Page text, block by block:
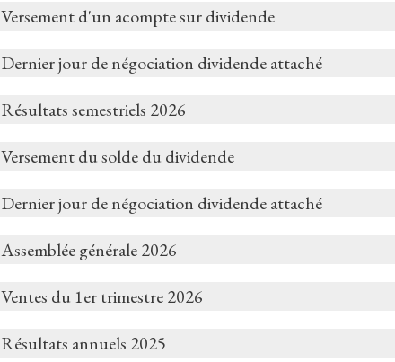
Versement d'un acompte sur dividende
Dernier jour de négociation dividende attaché
Résultats semestriels 2026
Versement du solde du dividende
Dernier jour de négociation dividende attaché
Assemblée générale 2026
Ventes du 1er trimestre 2026
Résultats annuels 2025